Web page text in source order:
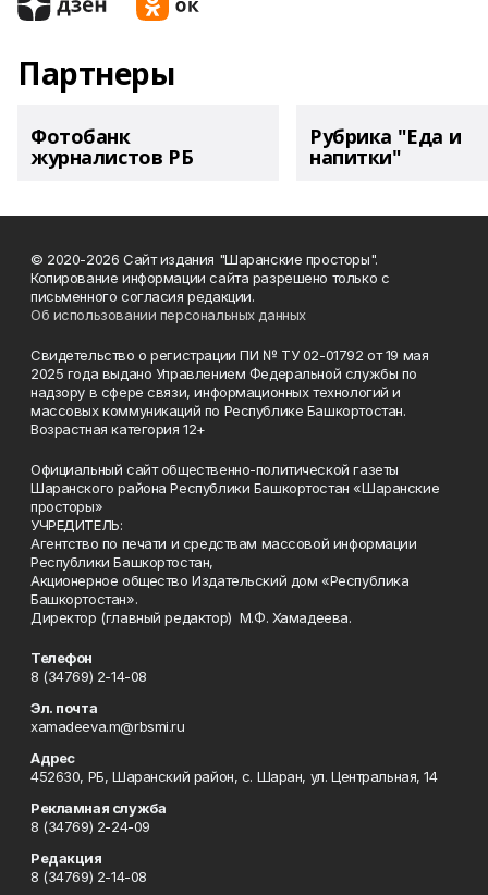
Партнеры
Фотобанк
журналистов РБ
Рубрика "Еда и
напитки"
© 2020-2026 Сайт издания "Шаранские просторы".
Копирование информации сайта разрешено только с
письменного согласия редакции.
Об использовании персональных данных
Свидетельство о регистрации ПИ № ТУ 02-01792 от 19 мая
2025 года выдано Управлением Федеральной службы по
надзору в сфере связи, информационных технологий и
массовых коммуникаций по Республике Башкортостан.
Возрастная категория 12+
Официальный сайт общественно-политической газеты
Шаранского района Республики Башкортостан «Шаранские
просторы»
УЧРЕДИТЕЛЬ:
Агентство по печати и средствам массовой информации
Республики Башкортостан,
Акционерное общество Издательский дом «Республика
Башкортостан».
Директор (главный редактор) М.Ф. Хамадеева.
Телефон
8 (34769) 2-14-08
Эл. почта
xamadeeva.m@rbsmi.ru
Адрес
452630, РБ, Шаранский район, с. Шаран, ул. Центральная, 14
Рекламная служба
8 (34769) 2-24-09
Редакция
8 (34769) 2-14-08